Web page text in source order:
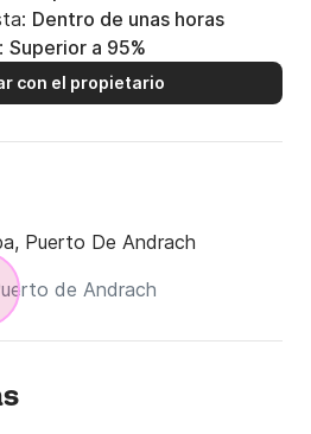
Dentro de unas horas
Superior a 95%
con el propietario
Puerto De Andrach